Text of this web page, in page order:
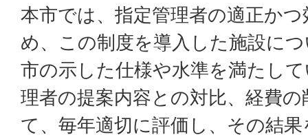
本市では、指定管理者の適正か
め、この制度を導入した施設に
市の示した仕様や水準を満たし
理者の提案内容との対比、経費
て、毎年適切に評価し、その結